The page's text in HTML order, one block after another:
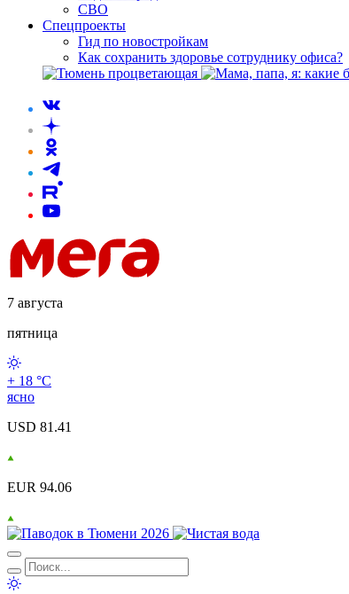
СВО
Спецпроекты
Гид по новостройкам
Как сохранить здоровье сотруднику офиса?
7 августа
пятница
+ 18 °С
ясно
USD 81.41
EUR 94.06